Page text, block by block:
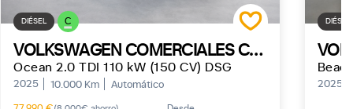
DIÉSEL C
VOLKSWAGEN COMERCIALES CALIFORNIA
Ocean 2.0 TDI 110 kW (150 CV) DSG
2025 10.000 Km Automático
DIÉSEL
2025